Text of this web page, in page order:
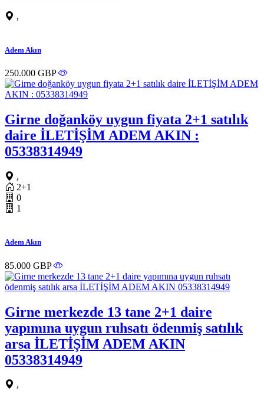
,
Adem Akın
250.000 GBP
Girne doğanköy uygun fiyata 2+1 satılık
daire İLETİŞİM ADEM AKIN :
05338314949
,
2+1
0
1
Adem Akın
85.000 GBP
Girne merkezde 13 tane 2+1 daire
yapımına uygun ruhsatı ödenmiş satılık
arsa İLETİŞİM ADEM AKIN
05338314949
,